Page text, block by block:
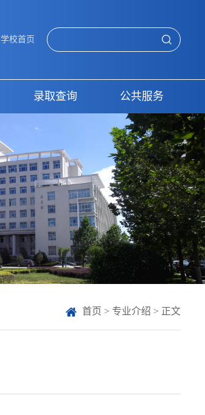
学校首页
录取查询 公共服务
首页 > 专业介绍 > 正文